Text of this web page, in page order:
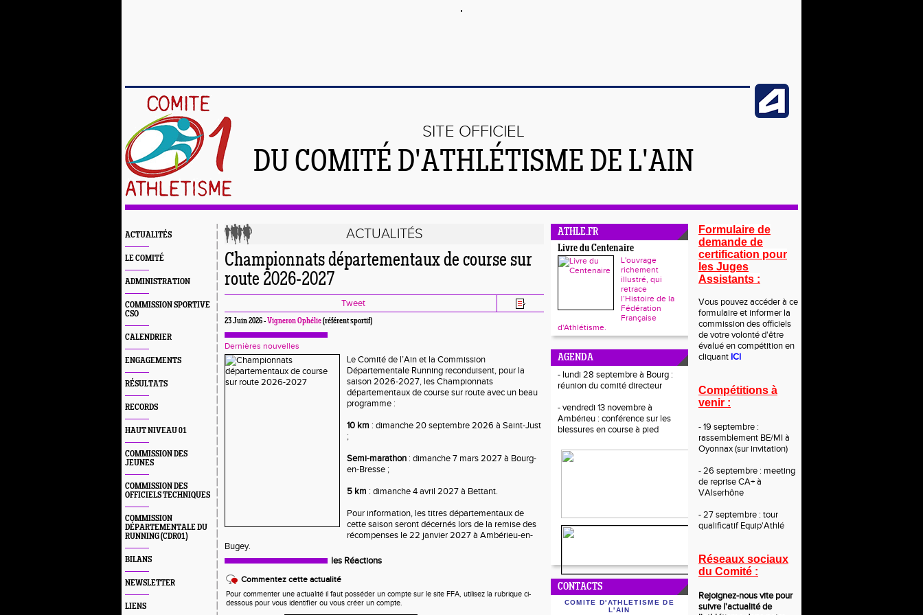
SITE OFFICIEL
DU COMITÉ D'ATHLÉTISME DE L'AIN
ACTUALITÉS
LE COMITÉ
ADMINISTRATION
COMMISSION SPORTIVE
CSO
CALENDRIER
ENGAGEMENTS
RÉSULTATS
RECORDS
HAUT NIVEAU 01
COMMISSION DES
JEUNES
COMMISSION DES
OFFICIELS TECHNIQUES
COMMISSION
DÉPARTEMENTALE DU
RUNNING (CDR01)
BILANS
NEWSLETTER
LIENS
ACTUALITÉS
Championnats départementaux de course sur
route 2026-2027
Tweet
23 Juin 2026 - Vigneron Ophélie(référent sportif)
Dernières nouvelles
Le Comité de l’Ain et la Commission
Départementale Running reconduisent, pour la
saison 2026-2027, les Championnats
départementaux de course sur route avec un beau
programme :
10 km : dimanche 20 septembre 2026 à Saint-Just
;
Semi-marathon : dimanche 7 mars 2027 à Bourg-
en-Bresse ;
5 km : dimanche 4 avril 2027 à Bettant.
Pour information, les titres départementaux de
cette saison seront décernés lors de la remise des
récompenses le 22 janvier 2027 à Ambérieu-en-
Bugey.
les Réactions
Commentez cette actualité
Pour commenter une actualité il faut posséder un compte sur le site FFA, utilisez la rubrique ci-
dessous pour vous identifier ou vous créer un compte.
ATHLE.FR
Livre du Centenaire
L'ouvrage
richement
illustré, qui
retrace
l’Histoire de la
Fédération
Française
d'Athlétisme.
AGENDA
- lundi 28 septembre à Bourg :
réunion du comité directeur
- vendredi 13 novembre à
Ambérieu : conférence sur les
blessures en course à pied
CONTACTS
COMITE D'ATHLETISME DE
L'AIN
Formulaire de
demande de
certification pour
les Juges
Assistants :
Vous pouvez accéder à ce
formulaire et informer la
commission des officiels
de votre volonté d'être
évalué en compétition en
cliquant ICI
Compétitions à
venir :
- 19 septembre :
rassemblement BE/MI à
Oyonnax (sur invitation)
- 26 septembre : meeting
de reprise CA+ à
VAlserhône
- 27 septembre : tour
qualificatif Equip'Athlé
Réseaux sociaux
du Comité :
Rejoignez-nous vite pour
suivre l'actualité de